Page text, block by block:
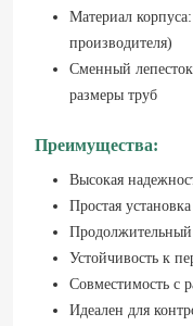
Материал
производителя)
Сменный
размеры труб
Преимущества:
Высокая
Простая
Продолжительный
Устойчивость к
Совместимость с
Идеален для